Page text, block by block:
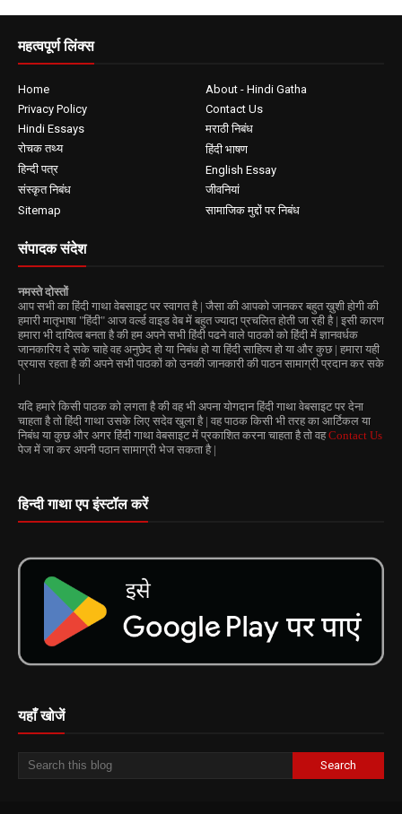
महत्वपूर्ण लिंक्स
Home
About - Hindi Gatha
Privacy Policy
Contact Us
Hindi Essays
मराठी निबंध
रोचक तथ्य
हिंदी भाषण
हिन्दी पत्र
English Essay
संस्कृत निबंध
जीवनियां
Sitemap
सामाजिक मुद्दों पर निबंध
संपादक संदेश
नमस्ते दोस्तों
आप सभी का हिंदी गाथा वेबसाइट पर स्वागत है | जैसा की आपको जानकर बहुत ख़ुशी होगी की
हमारी मातृभाषा "हिंदी" आज वर्ल्ड वाइड वेब में बहुत ज्यादा प्रचलित होती जा रही है | इसी कारण
हमारा भी दायित्व बनता है की हम अपने सभी हिंदी पढने वाले पाठकों को हिंदी में ज्ञानवर्धक
जानकारिय दे सके चाहे वह अनुछेद हो या निबंध हो या हिंदी साहित्य हो या और कुछ | हमारा यही
प्रयास रहता है की अपने सभी पाठकों को उनकी जानकारी की पाठन सामाग्री प्रदान कर सके
|
यदि हमारे किसी पाठक को लगता है की वह भी अपना योगदान हिंदी गाथा वेबसाइट पर देना
चाहता है तो हिंदी गाथा उसके लिए सदेव खुला है | वह पाठक किसी भी तरह का आर्टिकल या
निबंध या कुछ और अगर हिंदी गाथा वेबसाइट में प्रकाशित करना चाहता है तो वहContact Us
पेज में जा कर अपनी पठान सामाग्री भेज सकता है |
हिन्दी गाथा एप इंस्टॉल करें
यहाँ खोजें